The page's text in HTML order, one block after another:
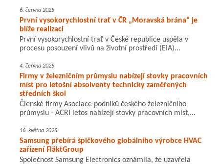
6. června 2025
První vysokorychlostní trať v ČR „Moravská brána“ je
blíže realizaci
První vysokorychlostní trať v České republice uspěla v
procesu posouzení vlivů na životní prostředí (EIA)...
4. června 2025
Firmy v železničním průmyslu nabízejí stovky pracovních
míst pro letošní absolventy technicky zaměřených
středních škol
Členské firmy Asociace podniků českého železničního
průmyslu - ACRI letos nabízejí stovky pracovních míst,...
16. května 2025
Samsung přebírá špičkového globálního výrobce HVAC
zařízení FläktGroup
Společnost Samsung Electronics oznámila, že uzavřela